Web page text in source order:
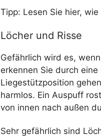
Tipp: Lesen Sie hier, wie
Löcher und Risse
Gefährlich wird es,
erkennen Sie durch
Liegestützposition
harmlos. Ein Auspuff
von innen nach außen
Sehr gefährlich sind